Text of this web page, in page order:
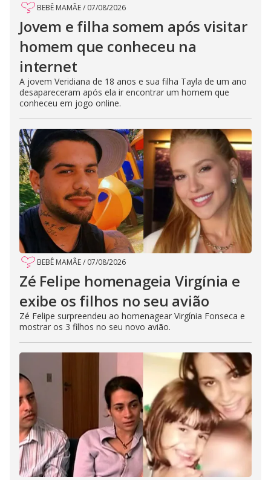
BEBÊ MAMÃE/ 07/08/2026
Jovem e filha somem após visitar
homem que conheceu na
internet
A jovem Veridiana de 18 anos e sua filha Tayla de um ano
desapareceram após ela ir encontrar um homem que
conheceu em jogo online.
BEBÊ MAMÃE/ 07/08/2026
Zé Felipe homenageia Virgínia e
exibe os filhos no seu avião
Zé Felipe surpreendeu ao homenagear Virgínia Fonseca e
mostrar os 3 filhos no seu novo avião.